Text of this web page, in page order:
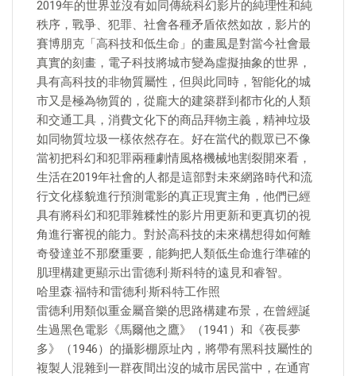
2019年的世界並沒有如同傳統科幻影片的純理性和純
秩序，戰爭、犯罪、社會各種矛盾依然如故，影片的
賽博朋克「高科技和低生命」的畫風是對當今社會最
真實的刻畫，電子科技將城市變為虛擬抽象的世界，
具有高科技的非物質屬性，但與此同時，智能化的城
市又是極為物質的，從龐大的建築群到都市化的人類
和交通工具，消費文化下的商品拜物主義，精神垃圾
如同物質垃圾一樣依然存在。好在當代的觀眾已不像
當初把科幻和犯罪兩種劇情風格機械地割裂開來看，
生活在2019年社會的人都是這部對未來網路時代和流
行文化樣貌進行預測電影的真正現實主角，他們已經
具有將科幻和犯罪雜糅性的影片用更新和更真切的視
角進行審視的能力。對於高科技的未來構想得如何離
奇發達並不那麼重要，能夠把人類低生命進行準確的
肌理構建更顯示出雷德利·斯科特的遠見和睿智。
哈里森·福特和雷德利·斯科特工作照
雷德利用類似重金屬音樂的思路構建布景，在曾經誕
生過黑色電影《馬爾他之鷹》（1941）和《夜長夢
多》（1946）的攝影棚原址內，將帶有黑科技屬性的
複製人混雜到一群夜間出沒的城市居民當中，在通宵